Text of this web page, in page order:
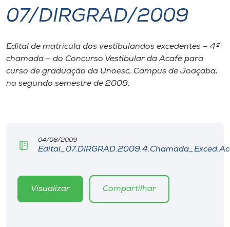
I.nova
Diplomados
Cultura
Biblioteca
Editora
Rádio
07/DIRGRAD/2009
Edital de matrícula dos vestibulandos excedentes – 4ª
chamada – do Concurso Vestibular da Acafe para
curso de graduação da Unoesc, Campus de Joaçaba,
no segundo semestre de 2009.
04/08/2009
Visualizar Compartilhar